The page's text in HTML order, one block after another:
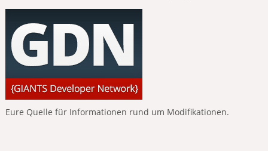
Eure Quelle für Informationen rund um Modifikationen.